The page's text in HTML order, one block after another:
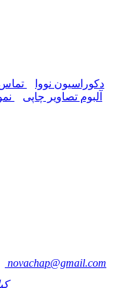
دکوراسیون نووا تماس
آلبوم تصاویر چاپی
novachap@gmail.com